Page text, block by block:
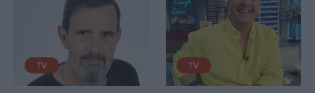
TV TV